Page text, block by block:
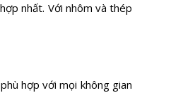
nhất. Với nhôm và thép
hợp với mọi không gian